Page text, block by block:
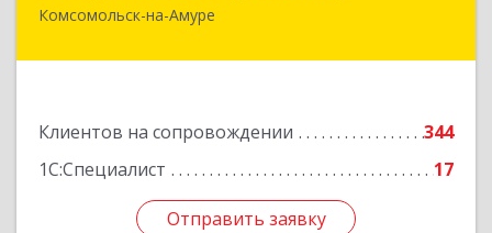
Комсомольск-на-Амуре
Клиентов на сопровождении
344
1С:Специалист
17
Отправить заявку
681000, Хабаровский край, Комсомольск-на-
Подробнее
Отправить заявку